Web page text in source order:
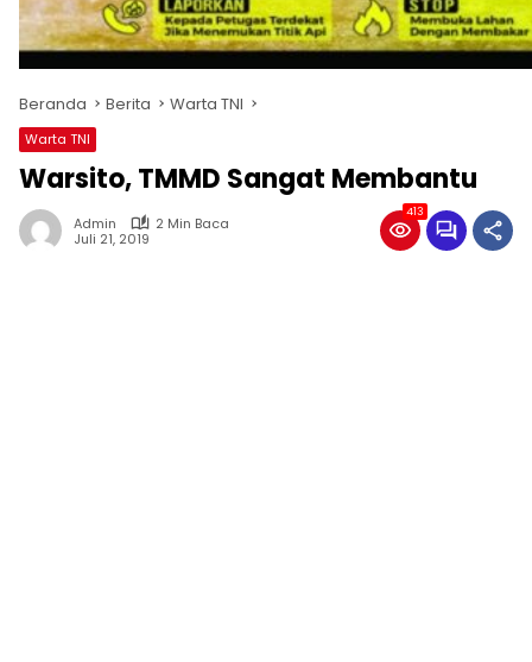
Beranda Berita Warta TNI
Warta TNI
Warsito, TMMD Sangat Membantu
Admin
2 Min Baca
Juli 21, 2019
413